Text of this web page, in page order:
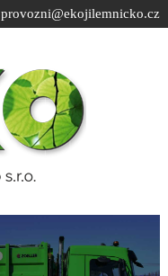
provozni@ekojilemnicko.cz